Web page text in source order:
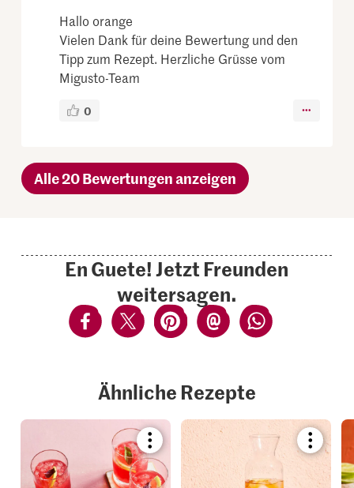
Hallo orange
Vielen Dank für deine Bewertung und den
Tipp zum Rezept. Herzliche Grüsse vom
Migusto-Team
0
Alle 20 Bewertungen anzeigen
En Guete! Jetzt Freunden
weitersagen.
Ähnliche Rezepte
Bookmark
recipe
or
add
recipe
or
add